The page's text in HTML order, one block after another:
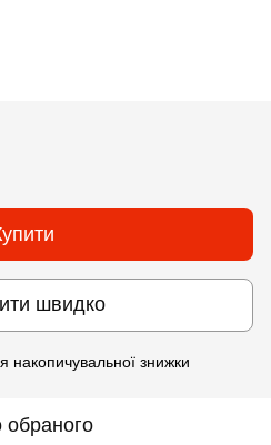
швидко
накопичувальної знижки
обраного